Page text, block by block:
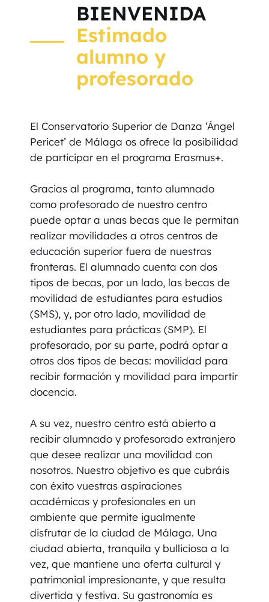
BIENVENIDA
Estimado
alumno y
profesorado
El Conservatorio Superior de Danza ‘Ángel
Pericet’ de Málaga os ofrece la posibilidad
de participar en el programa Erasmus+.
Gracias al programa, tanto alumnado
como profesorado de nuestro centro
puede optar a unas becas que le permitan
realizar movilidades a otros centros de
educación superior fuera de nuestras
fronteras. El alumnado cuenta con dos
tipos de becas, por un lado, las becas de
movilidad de estudiantes para estudios
(SMS), y, por otro lado, movilidad de
estudiantes para prácticas (SMP). El
profesorado, por su parte, podrá optar a
otros dos tipos de becas: movilidad para
recibir formación y movilidad para impartir
docencia.
A su vez, nuestro centro está abierto a
recibir alumnado y profesorado extranjero
que desee realizar una movilidad con
nosotros. Nuestro objetivo es que cubráis
con éxito vuestras aspiraciones
académicas y profesionales en un
ambiente que permite igualmente
disfrutar de la ciudad de Málaga. Una
ciudad abierta, tranquila y bulliciosa a la
vez, que mantiene una oferta cultural y
patrimonial impresionante, y que resulta
divertida y festiva. Su gastronomía es